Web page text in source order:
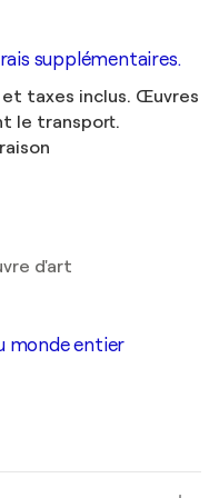
supplémentaires.
et taxes inclus. Œuvres
le transport.
d'art
monde entier